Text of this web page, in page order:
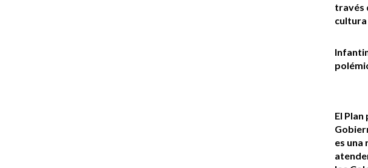
través
cultura
El
es una